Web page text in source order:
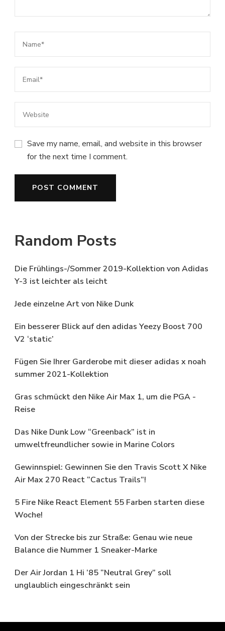
Save my name, email, and website in this browser
for the next time I comment.
Random Posts
Die Frühlings-/Sommer 2019-Kollektion von Adidas
Y-3 ist leichter als leicht
Jede einzelne Art von Nike Dunk
Ein besserer Blick auf den adidas Yeezy Boost 700
V2 ‘static’
Fügen Sie Ihrer Garderobe mit dieser adidas x noah
summer 2021-Kollektion
Gras schmückt den Nike Air Max 1, um die PGA -
Reise
Das Nike Dunk Low “Greenback” ist in
umweltfreundlicher sowie in Marine Colors
Gewinnspiel: Gewinnen Sie den Travis Scott X Nike
Air Max 270 React “Cactus Trails”!
5 Fire Nike React Element 55 Farben starten diese
Woche!
Von der Strecke bis zur Straße: Genau wie neue
Balance die Nummer 1 Sneaker-Marke
Der Air Jordan 1 Hi ’85 “Neutral Grey” soll
unglaublich eingeschränkt sein